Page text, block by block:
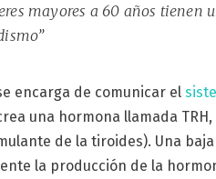
mayores a 60 años tienen
encarga de comunicar el
una hormona llamada
de la tiroides). Una
la producción de la